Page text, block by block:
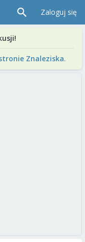
Zaloguj się
Znaleziska.